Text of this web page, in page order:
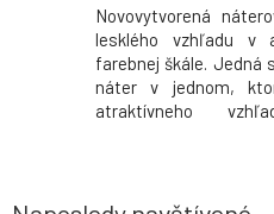
Novovytvorená
lesklého vzhľadu v
farebnej škále. Jedná
náter v jednom,
atraktívneho